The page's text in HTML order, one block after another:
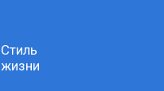
Стиль
жизни